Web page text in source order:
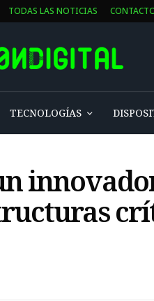
TODAS LAS NOTICIAS
TECNOLOGÍAS